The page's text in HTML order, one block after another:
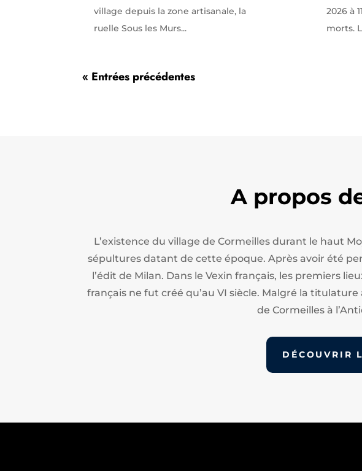
village depuis la zone artisanale, la
ruelle Sous les Murs...
2026 à
morts.
« Entrées précédentes
A propos
L’existence du village de Cormeilles durant le haut
sépultures datant de cette époque. Après avoir été
l’édit de Milan. Dans le Vexin français, les premiers
français ne fut créé qu’au VI siècle. Malgré la
de Cormeilles à
DÉCOUVRIR